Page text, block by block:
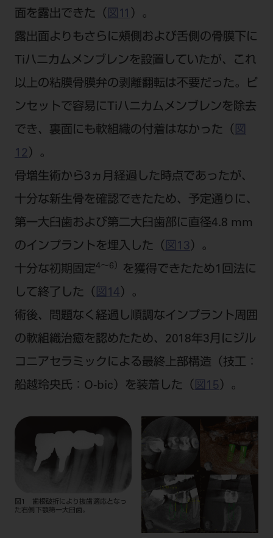
面を露出できた（ 図11 ）。
露出面よりもさらに頰側および舌側の骨膜下に
Tiハニカムメンブレンを設置していたが、これ
以上の粘膜骨膜弁の剥離翻転は不要だった。ピ
ンセットで容易にTiハニカムメンブレンを除去
でき、裏面にも軟組織の付着はなかった（ 図
12 ）。
骨増生術から3ヵ月経過した時点であったが、
十分な新生骨を確認できたため、予定通りに、
第一大臼歯および第二大臼歯部に直径4.8 mm
のインプラントを埋入した（ 図13 ）。
十分な初期固定4〜6）
を獲得できたため1回法に
して終了した（ 図14）。
術後、問題なく経過し順調なインプラント周囲
の軟組織治癒を認めたため、2018年3月にジル
コニアセラミックによる最終上部構造（技工：
船越玲央氏：O-bic）を装着した（ 図15 ）。
図1 歯根破折により抜歯適応となっ
た右側下顎第一大臼歯。